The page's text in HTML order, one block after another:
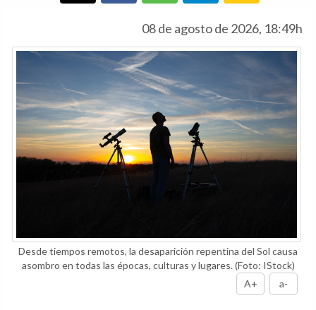
08 de agosto de 2026, 18:49h
Desde tiempos remotos, la desaparición repentina del Sol causa
asombro en todas las épocas, culturas y lugares.(Foto: IStock)
A+
a-